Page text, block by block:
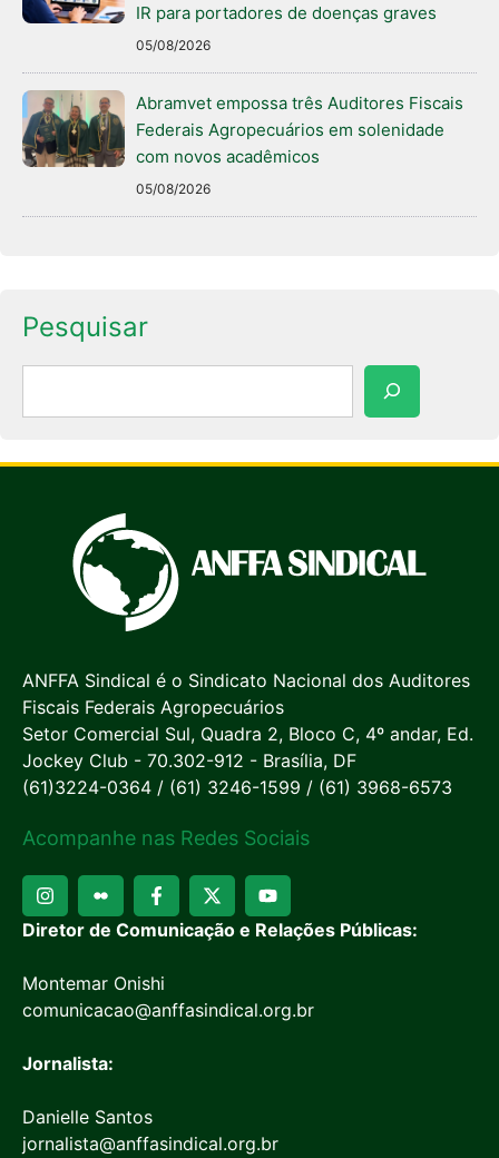
IR para portadores de doenças graves
05/08/2026
Abramvet empossa três Auditores Fiscais
Federais Agropecuários em solenidade
com novos acadêmicos
05/08/2026
Pesquisar
ANFFA Sindical é o Sindicato Nacional dos Auditores
Fiscais Federais Agropecuários
Setor Comercial Sul, Quadra 2, Bloco C, 4º andar, Ed.
Jockey Club - 70.302-912 - Brasília, DF
(61)3224-0364 / (61) 3246-1599 / (61) 3968-6573
Acompanhe nas Redes Sociais
Diretor de Comunicação e Relações Públicas:
Montemar Onishi
comunicacao@anffasindical.org.br
Jornalista:
Danielle Santos
jornalista@anffasindical.org.br